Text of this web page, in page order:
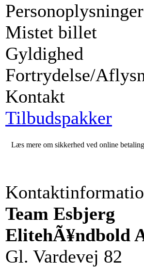
Personoplysninger
Mistet billet
Gyldighed
Fortrydelse/
Kontakt
Tilbudspakker
Læs mere om sikkerhed ved online betaling
Team Esbjerg
ElitehÃ¥ndbold
Gl. Vardevej 82